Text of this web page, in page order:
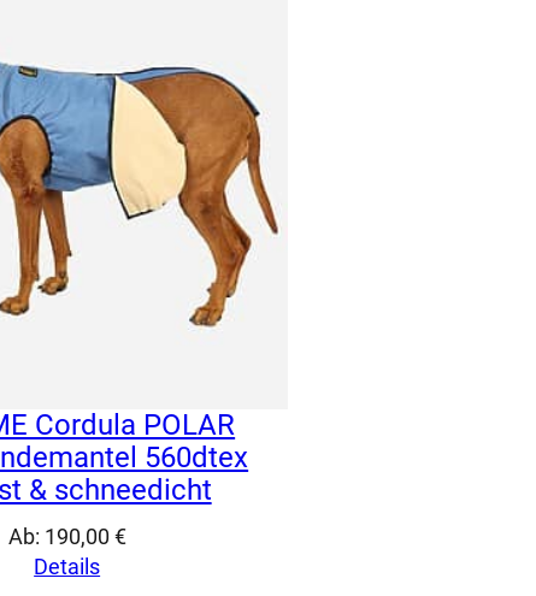
Cordula POLAR
560dtex
& schneedicht
Ab: 190,00 €
Details